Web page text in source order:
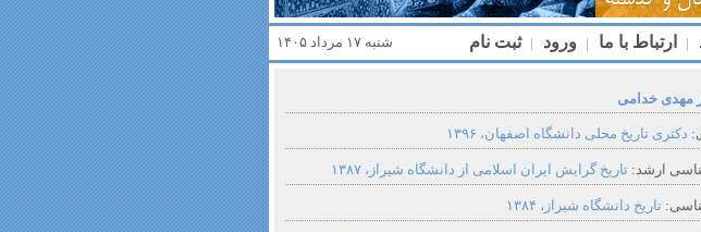
| ارتباط با ما | ورود | ثبت نام شنبه ۱۷ مرداد ۱۴۰۵
مهدی خدامی
دکتری تاریخ محلی دانشگاه اصفهان، ۱۳۹۶
ارشد: تاریخ گرایش ایران اسلامی از دانشگاه شیراز، ۱۳۸۷
تاریخ دانشگاه شیراز، ۱۳۸۴